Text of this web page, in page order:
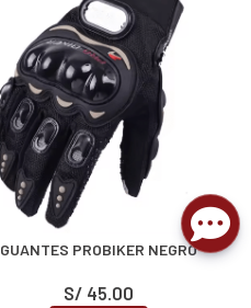
GUANTES PROBIKER NEGRO
S/ 45.00